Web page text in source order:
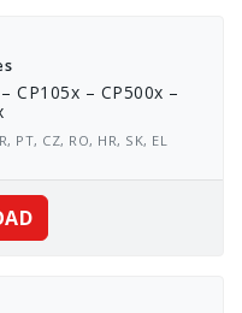
CP105x – CP500x –
PT, CZ, RO, HR, SK, EL